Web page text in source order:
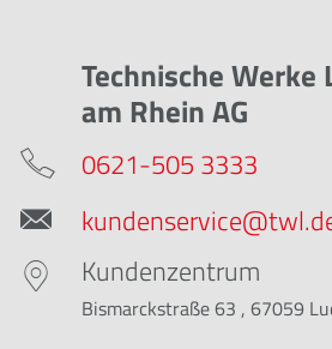
Technische
am Rhein AG
0621-505 3333
Kundenzentrum
Bismarckstraße 63 , 67059